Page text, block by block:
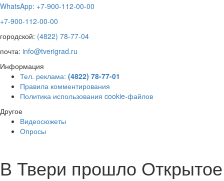
WhatsApp: +7-900-112-00-00
+7-900-112-00-00
городской: (4822) 78-77-04
почта: info@tverigrad.ru
Информация
Тел. реклама: (4822) 78-77-01
Правила комментирования
Политика использования cookie-файлов
Другое
Видеосюжеты
Опросы
В Твери прошло Открытое